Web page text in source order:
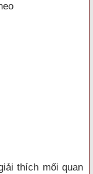
thích mối quan